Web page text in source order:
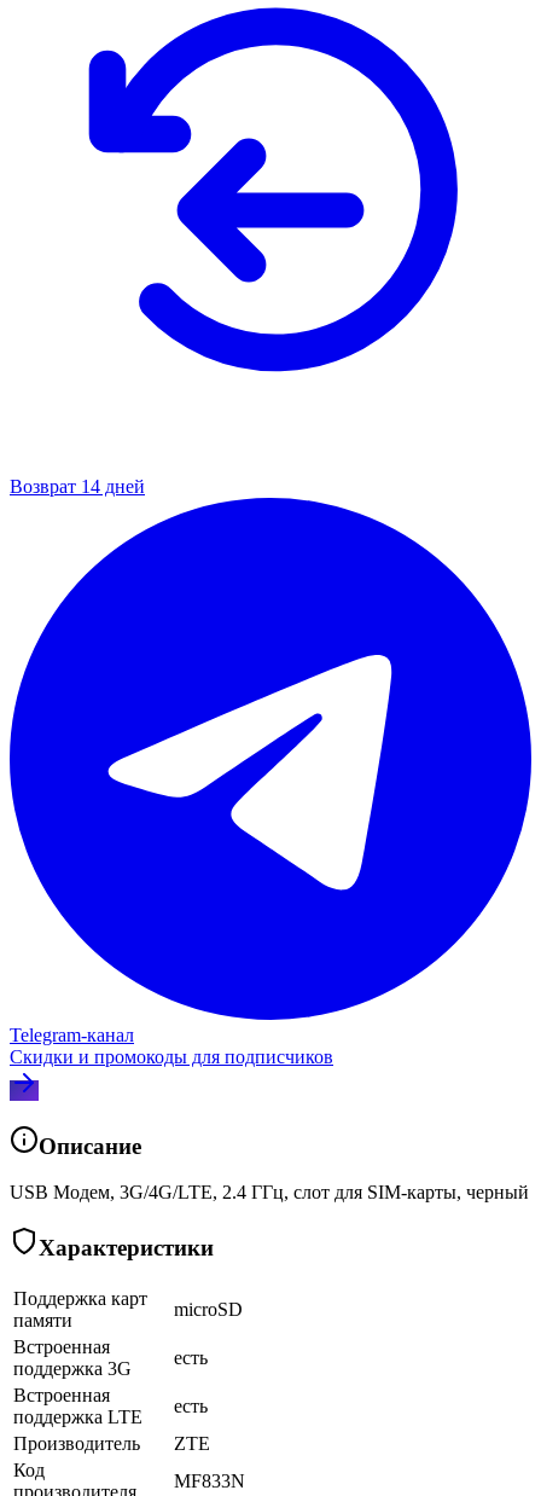
Возврат 14 дней
Telegram‑канал
Скидки и промокоды для подписчиков
Описание
USB Модем, 3G/4G/LTE, 2.4 ГГц, слот для SIM-карты, черный
Характеристики
Поддержка карт
памяти
microSD
Встроенная
поддержка 3G
есть
Встроенная
поддержка LTE
есть
Производитель
ZTE
Код
производителя
MF833N